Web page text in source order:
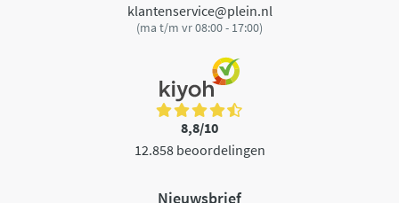
klantenservice@plein.nl
(ma t/m vr 08:00 - 17:00)
8,8/10
12.858 beoordelingen
Nieuwsbrief